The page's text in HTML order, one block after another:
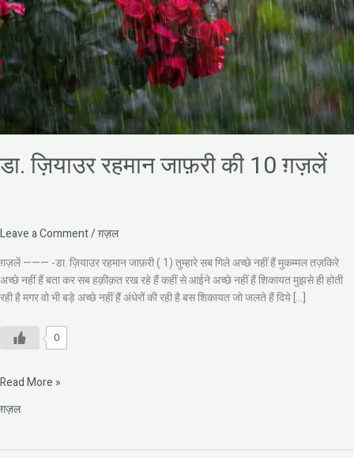
डा. ज़ियाउर रहमान जाफ़री की 10 ग़ज़लें
Leave a Comment/ग़ज़ल
ग़ज़लें ——— -डा. ज़ियाउर रहमान जाफ़री ( 1) तुम्हारे सब गिले अच्छे नहीं हैं मुकम्मल तज़किरे
अच्छे नहीं हैं बता कर सब हक़ीक़त रख रहे हैं कहीं से आईने अच्छे नहीं हैं शिकायत मुझसे ही होती
रही है मगर वो भी बड़े अच्छे नहीं हैं अंधेरों की रही है बस शिकायत जो जलते हैं दिये […]
0
ग़ज़लें
Read More »
ग़ज़ल